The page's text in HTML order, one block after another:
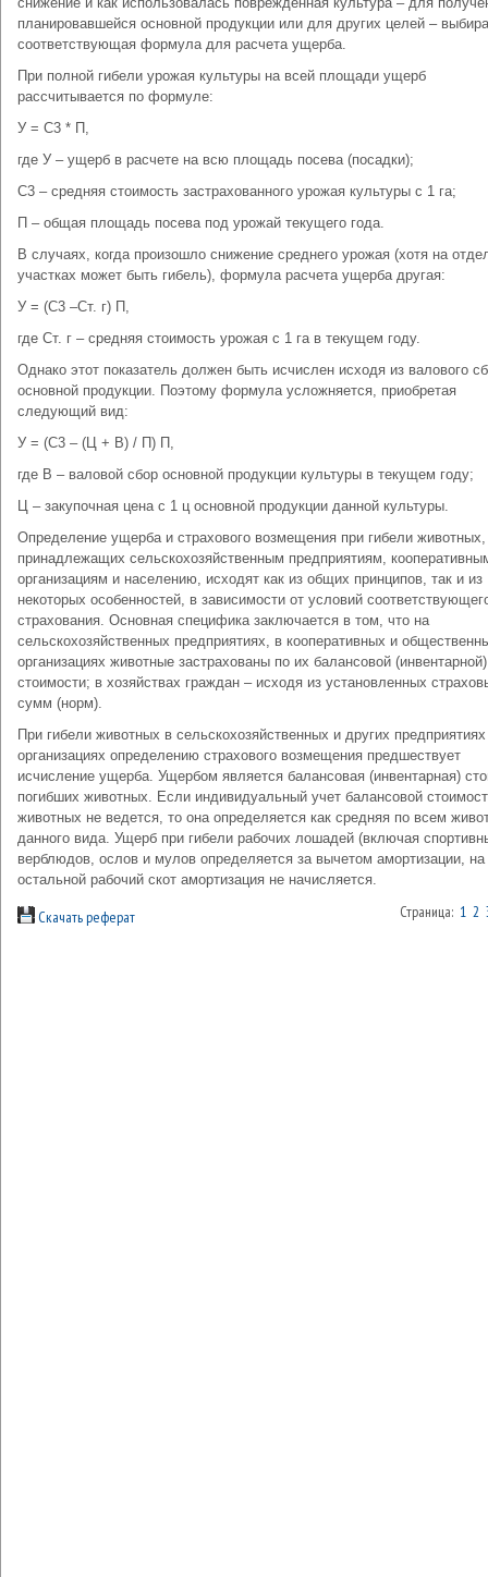
планировавшейся основной продукции или для других целей –
соответствующая формула для расчета ущерба.
При полной гибели урожая культуры на всей площади ущерб
рассчитывается по формуле:
У = С3 * П,
где У – ущерб в расчете на всю площадь посева (посадки);
С3 – средняя стоимость застрахованного урожая культуры с 1 га;
П – общая площадь посева под урожай текущего года.
В случаях, когда произошло снижение среднего урожая (хотя на
участках может быть гибель), формула расчета ущерба другая:
У = (С3 –Ст. г) П,
где Ст. г – средняя стоимость урожая с 1 га в текущем году.
Однако этот показатель должен быть исчислен исходя из валового
основной продукции. Поэтому формула усложняется, приобретая
следующий вид:
У = (С3 – (Ц + В) / П) П,
где В – валовой сбор основной продукции культуры в текущем году;
Ц – закупочная цена с 1 ц основной продукции данной культуры.
Определение ущерба и страхового возмещения при гибели животных,
принадлежащих сельскохозяйственным предприятиям,
организациям и населению, исходят как из общих принципов, так и из
некоторых особенностей, в зависимости от условий
страхования. Основная специфика заключается в том, что на
сельскохозяйственных предприятиях, в кооперативных и
организациях животные застрахованы по их балансовой (инвентарной)
стоимости; в хозяйствах граждан – исходя из установленных
сумм (норм).
При гибели животных в сельскохозяйственных и других
организациях определению страхового возмещения предшествует
исчисление ущерба. Ущербом является балансовая (инвентарная)
погибших животных. Если индивидуальный учет балансовой
животных не ведется, то она определяется как средняя по всем
данного вида. Ущерб при гибели рабочих лошадей (включая
верблюдов, ослов и мулов определяется за вычетом амортизации, на
остальной рабочий скот амортизация не начисляется.
Скачать реферат Страница: 1 2